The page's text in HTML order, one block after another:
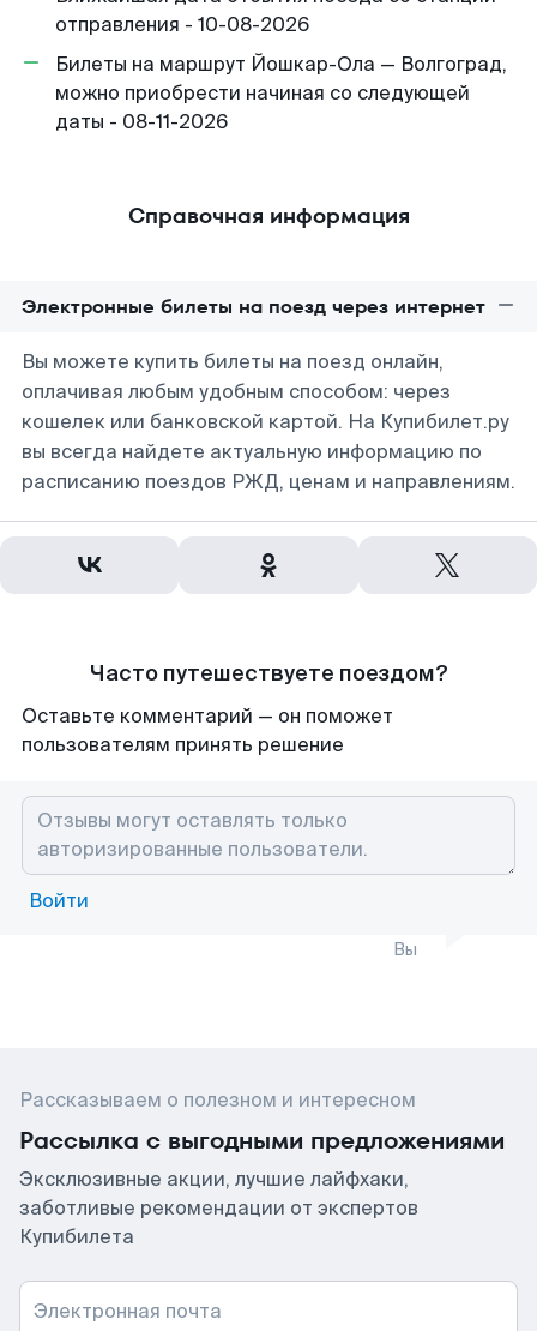
отправления - 10-08-2026
Билеты на маршрут Йошкар-Ола — Волгоград,
можно приобрести начиная со следующей
даты - 08-11-2026
Справочная информация
Электронные билеты на поезд через интернет
Вы можете купить билеты на поезд онлайн,
оплачивая любым удобным способом: через
кошелек или банковской картой. На Купибилет.ру
вы всегда найдете актуальную информацию по
расписанию поездов РЖД, ценам и направлениям.
Часто путешествуете поездом?
Оставьте комментарий — он поможет
пользователям принять решение
Войти
Вы
Рассказываем о полезном и интересном
Рассылка с выгодными предложениями
Эксклюзивные акции, лучшие лайфхаки,
заботливые рекомендации от экспертов
Купибилета
Электронная почта